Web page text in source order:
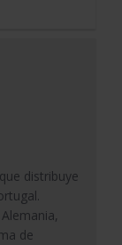
distribuye
de